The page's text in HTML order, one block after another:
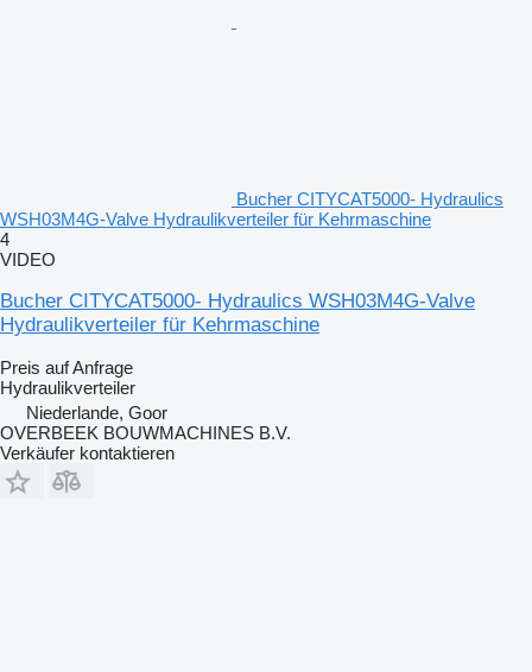
Bucher CITYCAT5000- Hydraulics
WSH03M4G-Valve Hydraulikverteiler für Kehrmaschine
4
VIDEO
Bucher CITYCAT5000- Hydraulics WSH03M4G-Valve
Hydraulikverteiler für Kehrmaschine
Preis auf Anfrage
Hydraulikverteiler
Niederlande, Goor
OVERBEEK BOUWMACHINES B.V.
Verkäufer kontaktieren